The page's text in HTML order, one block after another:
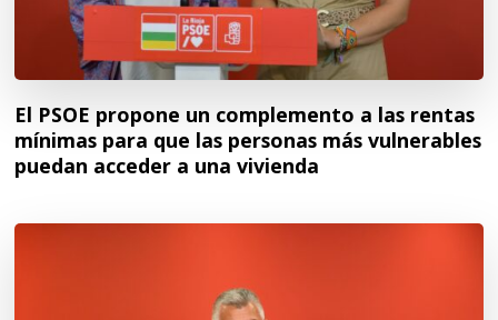
El PSOE propone un complemento a las rentas
mínimas para que las personas más vulnerables
puedan acceder a una vivienda